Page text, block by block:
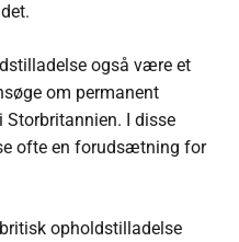
også være et
om permanent
I disse
ofte en forudsætning for
opholdstilladelse